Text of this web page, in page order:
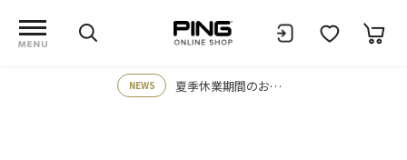
NEWS 夏季休業期間のお知らせ